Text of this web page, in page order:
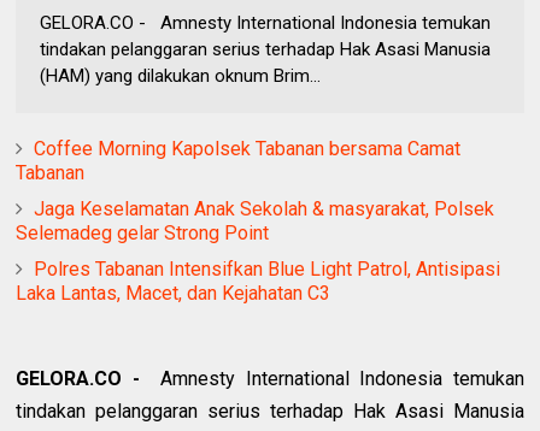
GELORA.CO - Amnesty International Indonesia temukan
tindakan pelanggaran serius terhadap Hak Asasi Manusia
(HAM) yang dilakukan oknum Brim...
Coffee Morning Kapolsek Tabanan bersama Camat
Tabanan
Jaga Keselamatan Anak Sekolah & masyarakat, Polsek
Selemadeg gelar Strong Point
Polres Tabanan Intensifkan Blue Light Patrol, Antisipasi
Laka Lantas, Macet, dan Kejahatan C3
GELORA.CO - Amnesty International Indonesia temukan
tindakan pelanggaran serius terhadap Hak Asasi Manusia